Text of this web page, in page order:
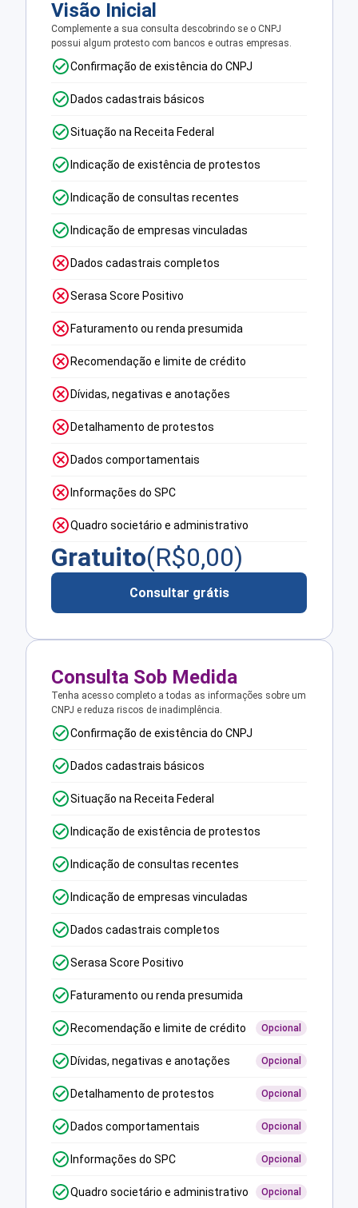
Visão Inicial
Complemente a sua consulta descobrindo se o CNPJ
possui algum protesto com bancos e outras empresas.
Confirmação de existência do CNPJ
Dados cadastrais básicos
Situação na Receita Federal
Indicação de existência de protestos
Indicação de consultas recentes
Indicação de empresas vinculadas
Dados cadastrais completos
Serasa Score Positivo
Faturamento ou renda presumida
Recomendação e limite de crédito
Dívidas, negativas e anotações
Detalhamento de protestos
Dados comportamentais
Informações do SPC
Quadro societário e administrativo
Gratuito(R$0,00)
Consultar grátis
Consulta Sob Medida
Tenha acesso completo a todas as informações sobre um
CNPJ e reduza riscos de inadimplência.
Confirmação de existência do CNPJ
Dados cadastrais básicos
Situação na Receita Federal
Indicação de existência de protestos
Indicação de consultas recentes
Indicação de empresas vinculadas
Dados cadastrais completos
Serasa Score Positivo
Faturamento ou renda presumida
Recomendação e limite de crédito Opcional
Dívidas, negativas e anotações Opcional
Detalhamento de protestos Opcional
Dados comportamentais Opcional
Informações do SPC Opcional
Quadro societário e administrativo Opcional